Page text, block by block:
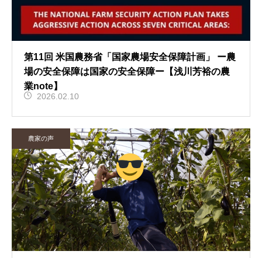
第11回 米国農務省「国家農場安全保障計画」 ー農
場の安全保障は国家の安全保障ー【浅川芳裕の農
業note】
2026.02.10
農家の声